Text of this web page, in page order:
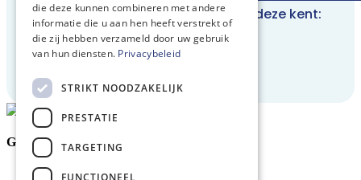
Noteer hier je brilsterkte, indien je deze kent:
Ga snel naar:
Goed zicht zonder bril of lenzen
die deze kunnen combineren met andere
informatie die u aan hen heeft verstrekt of
die zij hebben verzameld door uw gebruik
van hun diensten. Privacybeleid
STRIKT NOODZAKELIJK
PRESTATIE
TARGETING
FUNCTIONEEL